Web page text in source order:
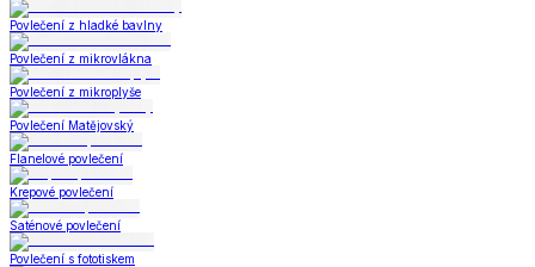
Povlečení z hladké bavlny
Povlečení z mikrovlákna
Povlečení z mikroplyše
Povlečení Matějovský
Flanelové povlečení
Krepové povlečení
Saténové povlečení
Povlečení s fototiskem